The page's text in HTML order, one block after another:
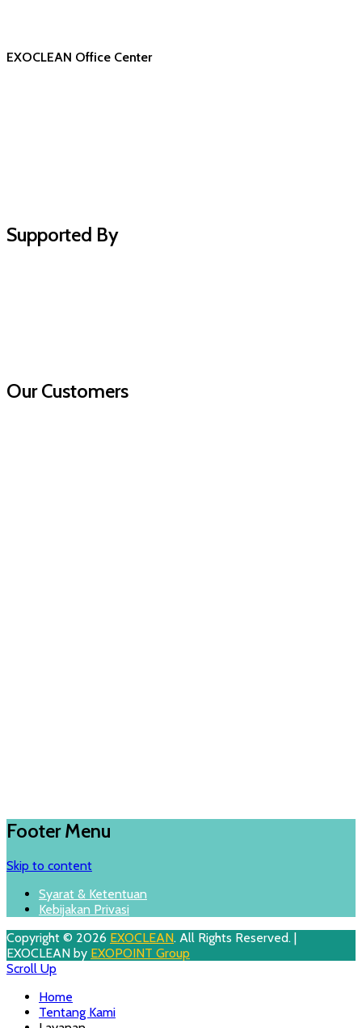
EXOCLEAN Office Center
Supported By
Our Customers
Footer Menu
Skip to content
Syarat & Ketentuan
Kebijakan Privasi
Copyright © 2026 EXOCLEAN. All Rights Reserved. |
EXOCLEAN by EXOPOINT Group
Scroll Up
Home
Tentang Kami